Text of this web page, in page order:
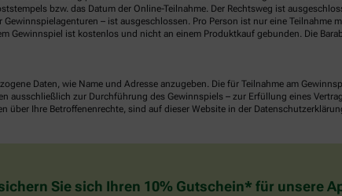
bzw. das Datum der Online-Teilnahme. Der Rechtsweg ist
– ist ausgeschlossen. Pro Person ist nur eine Teilnahme
Gewinnspiel ist kostenlos und nicht an einem Produktkauf gebunden. Die
Daten, wie Name und Adresse anzugeben. Die für Teilnahme am
ausschließlich zur Durchführung des Gewinnspiels – zur Erfüllung eines
über Ihre Betroffenenrechte, sind auf dieser Website in der
Sie sich Ihren 10% Gutschein* für unsere